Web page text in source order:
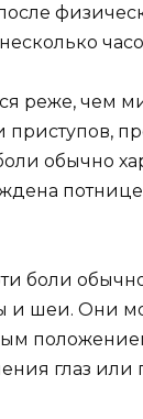
реже, чем
приступов,
обычно
боли
шеи. Они
глаз или